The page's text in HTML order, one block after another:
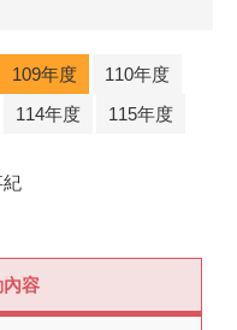
109年度
110年度
114年度 115年度
紀
容